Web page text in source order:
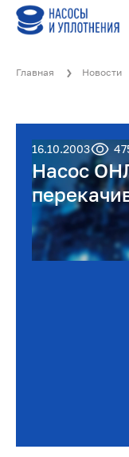
Главная Новости
16.10.2003
Насос